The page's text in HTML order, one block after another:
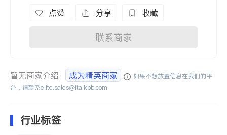
点赞 分享 收藏
联系商家
暂无商家介绍 成为精英商家
如果不想放置信息在我们的平
台，请联系elite.sales@italkbb.com
行业标签